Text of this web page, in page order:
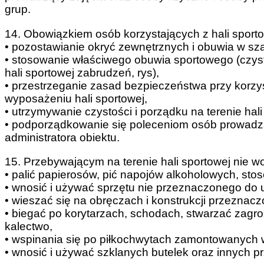
grup.
14. Obowiązkiem osób korzystających z hali
• pozostawianie okryć zewnętrznych i obuwia w
• stosowanie właściwego obuwia sportowego
hali sportowej zabrudzeń, rys),
• przestrzeganie zasad bezpieczeństwa przy
wyposażeniu hali sportowej,
• utrzymywanie czystości i porządku na terenie
• podporządkowanie się poleceniom osób
administratora obiektu.
15. Przebywającym na terenie hali sportowej nie
• palić papierosów, pić napojów alkoholowych,
• wnosić i używać sprzętu nie przeznaczonego do
• wieszać się na obręczach i konstrukcji
• biegać po korytarzach, schodach, stwarzać
kalectwo,
• wspinania się po piłkochwytach zamontowanych
• wnosić i używać szklanych butelek oraz innych